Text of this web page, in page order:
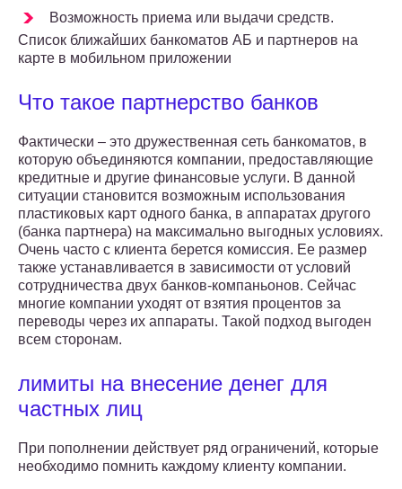
Возможность приема или выдачи средств.
Список ближайших банкоматов АБ и партнеров на
карте в мобильном приложении
Что такое партнерство банков
Фактически – это дружественная сеть банкоматов, в
которую объединяются компании, предоставляющие
кредитные и другие финансовые услуги. В данной
ситуации становится возможным использования
пластиковых карт одного банка, в аппаратах другого
(банка партнера) на максимально выгодных условиях.
Очень часто с клиента берется комиссия. Ее размер
также устанавливается в зависимости от условий
сотрудничества двух банков-компаньонов. Сейчас
многие компании уходят от взятия процентов за
переводы через их аппараты. Такой подход выгоден
всем сторонам.
лимиты на внесение денег для
частных лиц
При пополнении действует ряд ограничений, которые
необходимо помнить каждому клиенту компании.